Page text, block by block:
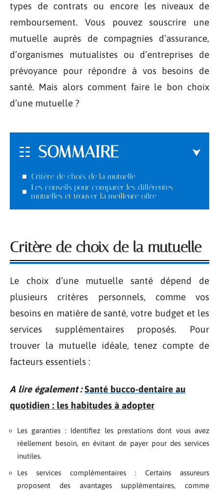
types de contrats ou encore les niveaux de
remboursement. Vous pouvez souscrire une
mutuelle auprès de compagnies d’assurance,
d’organismes mutualistes ou d’entreprises de
prévoyance pour répondre à vos besoins de
santé. Mais alors comment faire le bon choix
d’une mutuelle ?
SOMMAIRE
Critère de choix de la mutuelle
Les conseils pour comparer les différentes
mutuelles et trouver la meilleure offre
Critère de choix de la mutuelle
Le choix d’une mutuelle santé dépend de
plusieurs critères personnels, comme vos
besoins en matière de santé, votre budget et les
services supplémentaires proposés. Pour
trouver la mutuelle idéale, tenez compte de
facteurs essentiels :
A lire également : Santé bucco-dentaire au
quotidien : les habitudes à adopter
Les garanties : Identifiez les prestations dont vous avez
réellement besoin, en évitant de payer pour des services
inutiles.
Les services complémentaires : Certains assureurs
proposent des avantages supplémentaires, comme